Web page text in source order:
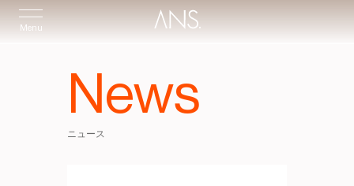
Menu
News
ニュース